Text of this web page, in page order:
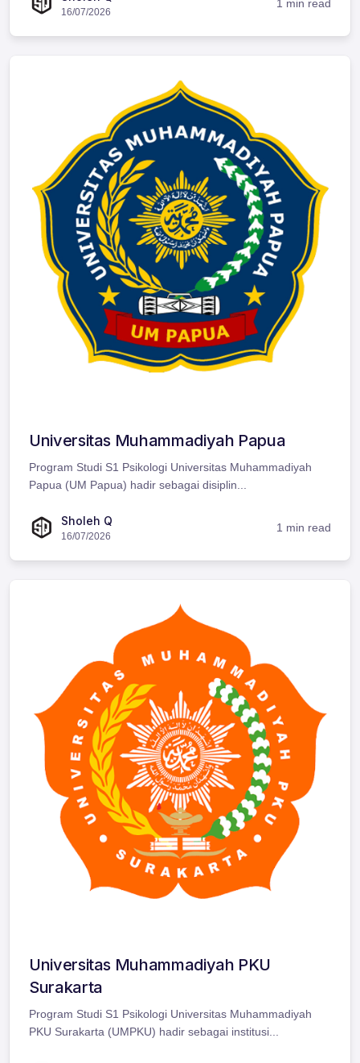
16/07/2026
1 min read
Universitas Muhammadiyah Papua
Program Studi S1 Psikologi Universitas Muhammadiyah
Papua (UM Papua) hadir sebagai disiplin...
Sholeh Q
16/07/2026
1 min read
Universitas Muhammadiyah PKU
Surakarta
Program Studi S1 Psikologi Universitas Muhammadiyah
PKU Surakarta (UMPKU) hadir sebagai institusi...